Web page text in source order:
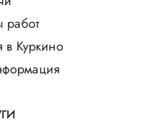
в Куркино